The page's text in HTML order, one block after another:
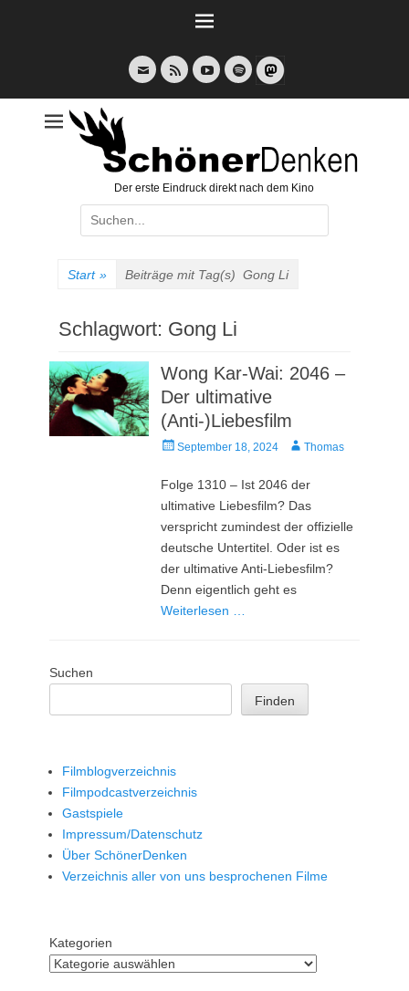
E-
Mail
Feed YouTubeSpotify
Der erste Eindruck direkt nach dem Kino
Suche
nach:
Start » Beiträge mit Tag(s) Gong Li
Schlagwort: Gong Li
Wong Kar-Wai: 2046 –
Der ultimative
(Anti-)Liebesfilm
Veröffentlicht
September 18, 2024 AutorThomas
Folge 1310 – Ist 2046 der
ultimative Liebesfilm? Das
verspricht zumindest der offizielle
deutsche Untertitel. Oder ist es
der ultimative Anti-Liebesfilm?
Denn eigentlich geht es
Weiterlesen …
Suchen
Finden
Filmblogverzeichnis
Filmpodcastverzeichnis
Gastspiele
Impressum/Datenschutz
Über SchönerDenken
Verzeichnis aller von uns besprochenen Filme
Kategorien